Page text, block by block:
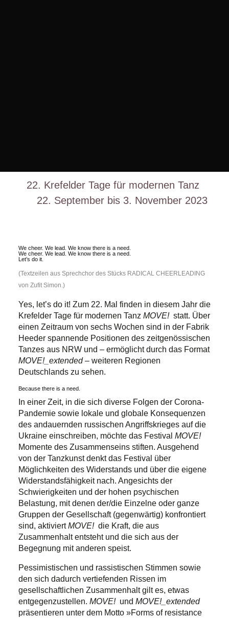
22. Krefelder Tage für modernen Tanz
22. September bis 3. November 2023
We cheer. We lead. We know there is a need.
We cheer. We lead. We know there is a need.
Let’s do it.
(Textzeilen aus Sprechchor des Stücks RADICAL CHEERLEADING
von Zufit Simon.)
Yes, let’s do it! Zum 22. Mal finden in diesem Jahr die
Krefelder Tage für modernen Tanz MOVE!statt. Über
einen Zeitraum von sechs Wochen sind in der Fabrik
Heeder spannende Positionen des zeitgenössischen
Tanzes aus NRW und – ermöglicht durch das Format
MOVE!_extended– weiteren Regionen
Deutschlands zu sehen.
Because there is a need.
In einer Zeit, in die sich diverse Folgen der Corona-
Pandemie sowie lokale und globale Konsequenzen
des andauernden russischen Angriffskrieges auf die
Ukraine einschreiben, möchte das Festival MOVE!
Momente des Zusammenseins stiften. Ausgehend
von der Tanzkunst denkt das Festival über
Möglichkeiten des Widerstands und über die eigene
Widerstandsfähigkeit nach. Angesichts der
Schwierigkeiten und der hohen psychischen
Belastung, mit denen der/die Einzelne oder ganze
Gruppen der Gesellschaft (gegenwärtig) konfrontiert
sind, aktiviertMOVE!die Kraft, die aus
Zusammenhalt entsteht und die sich aus der
Begegnung mit anderen speist.
Pessimistischen und rassistischen Stimmen sowie
den sich dadurch vertiefenden Rissen im
gesellschaftlichen Zusammenhalt gilt es, etwas
entgegenzustellen. MOVE! und MOVE!_extended
präsentieren unter dem Motto »Forms of resistance